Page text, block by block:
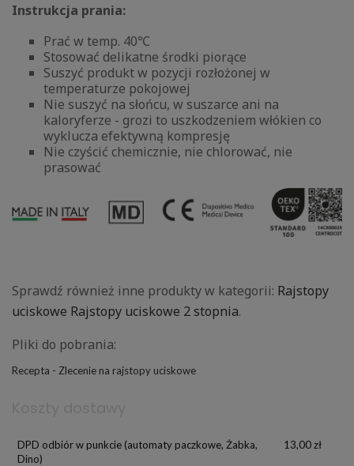
Instrukcja prania:
Prać w temp. 40℃
Stosować delikatne środki piorące
Suszyć produkt w pozycji rozłożonej w
temperaturze pokojowej
Nie suszyć na słońcu, w suszarce ani na
kaloryferze - grozi to uszkodzeniem włókien co
wyklucza efektywną kompresję
Nie czyścić chemicznie, nie chlorować, nie
prasować
Sprawdź również inne produkty w kategorii: Rajstopy
uciskowe Rajstopy uciskowe 2 stopnia.
Pliki do pobrania:
Recepta - Zlecenie na rajstopy uciskowe
DPD odbiór w punkcie(automaty paczkowe, Żabka,
Dino)
13,00 zł